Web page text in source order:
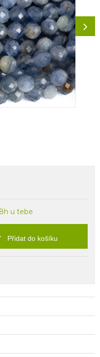
u tebe
Přidat do košíku